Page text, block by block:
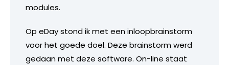
modules.
Op eDay stond ik met een inloopbrainstorm
voor het goede doel. Deze brainstorm werd
gedaan met deze software. On-line staat